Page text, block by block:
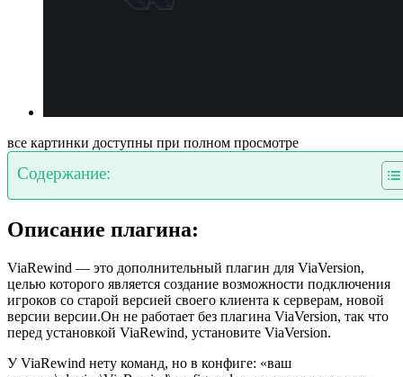
все картинки доступны при полном просмотре
Содержание:
Описание плагина:
ViaRewind — это дополнительный плагин для ViaVersion,
целью которого является создание возможности подключения
игроков со старой версией своего клиента к серверам, новой
версии версии.Он не работает без плагина ViaVersion, так что
перед установкой ViaRewind, установите ViaVersion.
У ViaRewind нету команд, но в конфиге: «ваш